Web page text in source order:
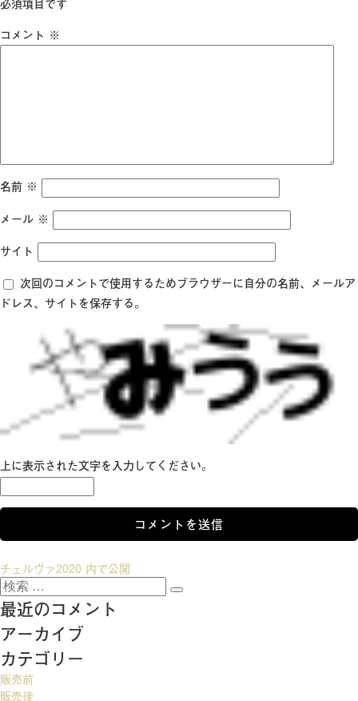
必須項目です
コメント ※
名前 ※
メール ※
サイト
次回のコメントで使用するためブラウザーに自分の名前、メールア
ドレス、サイトを保存する。
上に表示された文字を入力してください。
投
稿
ナ
ビ
ゲ
ー
チェルヴァ2020 内で公開
検
索:
検
最近のコメント
アーカイブ
カテゴリー
販売前
販売後